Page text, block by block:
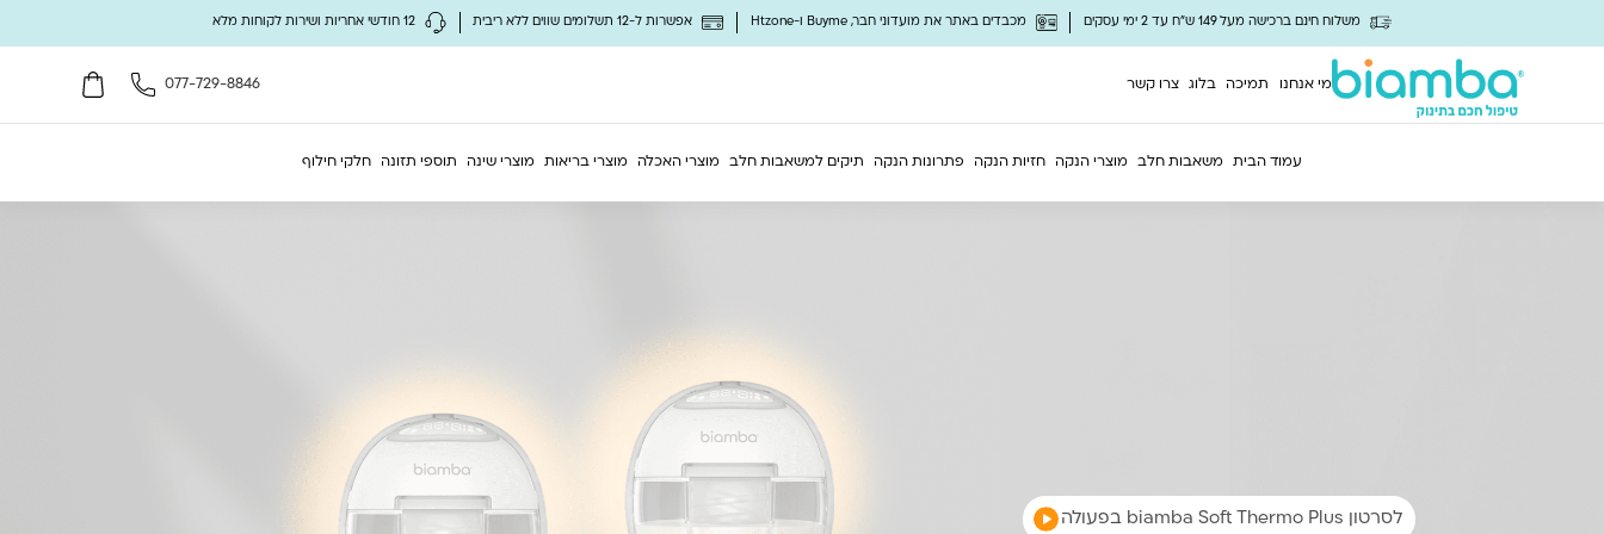
משלוח חינם ברכישה מעל 149 ש"ח עד 2 ימי עסקים מכבדים באתר את מועדוני חבר, Buyme ו-Htzone אפשרות ל-12 תשלומים שווים ללא ריבית 12 חודשי אחריות ושירות לקוחות מלא
מי אנחנו תמיכה בלוג צרו קשר 077-729-8846
עמוד הבית משאבות חלב מוצרי הנקה חזיות הנקה פתרונות הנקה תיקים למשאבות חלב מוצרי האכלה מוצרי בריאות מוצרי שינה תוספי תזונה חלקי חילוף
לסרטון biamba Soft Thermo Plus בפעולה